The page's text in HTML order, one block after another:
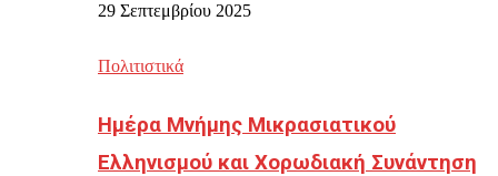
29 Σεπτεμβρίου 2025
Πολιτιστικά
Ημέρα Μνήμης Μικρασιατικού
Ελληνισμού και Χορωδιακή Συνάντηση